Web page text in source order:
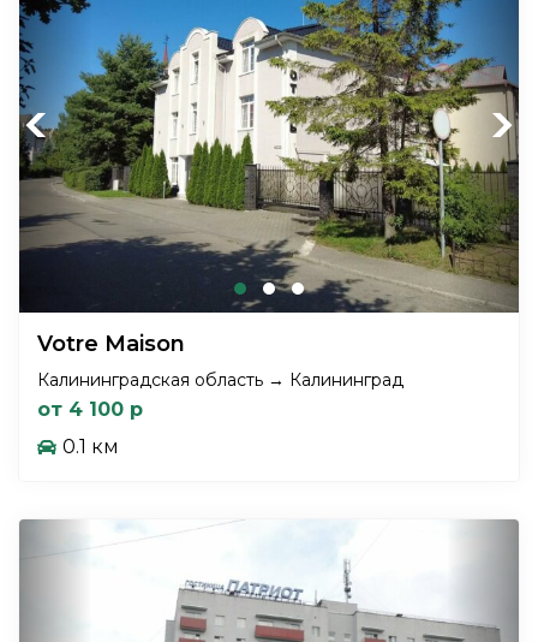
Previous Next
Votre Maison
Калининградская область → Калининград
от 4 100 р
0.1 км